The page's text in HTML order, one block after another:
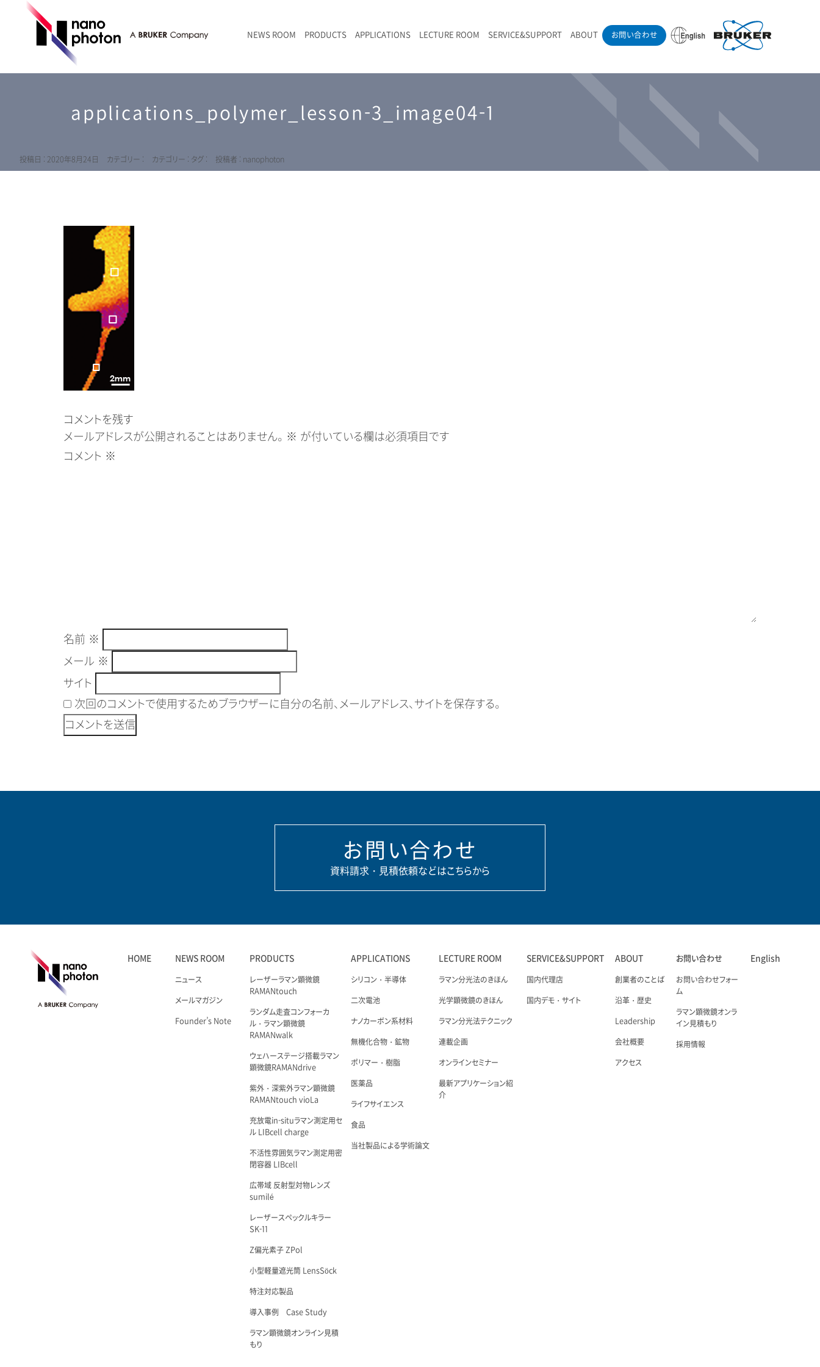
NEWS ROOM PRODUCTS
RAMANdrive | ウェハーステージ搭載ラマン顕微鏡
RAMANtouch vioLa | 紫外・深紫外ラマン顕微鏡
LIBcell charge | 充放電in-situラマン測定用セル
LIBcell | 不活性雰囲気ラマン測定用密閉容器
sumilé | 広帯域 反射型対物レンズ
SK-11 | レーザースペックルキラー
RAMAN顕微鏡オンライン見積もり
APPLICATIONS
無機化合物・鉱物
ポリマー（高分子）・樹脂
ライフサイエンス
食品
LECTURE ROOM
オンラインセミナー
SERVICE&SUPPORT ABOUT
アクセス
お問い合わせ
applications_polymer_lesson-3_image04-1
投稿日 : 2020年8月24日 カテゴリー : カテゴリー : タグ : 投稿者 : nanophoton
コメントを残す
メールアドレスが公開されることはありません。 ※ が付いている欄は必須項目です
コメント ※
名前 ※
メール ※
サイト
次回のコメントで使用するためブラウザーに自分の名前、メールアドレス、サイトを保存する。
お問い合わせ
資料請求・見積依頼などはこちらから
HOME NEWS ROOM
ニュース
メールマガジン
Founder’s Note
PRODUCTS
レーザーラマン顕微鏡
RAMANtouch
ランダム走査コンフォーカ
ル・ラマン顕微鏡
RAMANwalk
ウェハーステージ搭載ラマン
顕微鏡RAMANdrive
紫外・深紫外ラマン顕微鏡
RAMANtouch vioLa
充放電in-situラマン測定用セ
ル LIBcell charge
不活性雰囲気ラマン測定用密
閉容器 LIBcell
広帯域 反射型対物レンズ
sumilé
レーザースペックルキラー
SK-11
Z偏光素子 ZPol
小型軽量遮光筒 LensSöck
特注対応製品
導入事例 Case Study
ラマン顕微鏡オンライン見積
もり
APPLICATIONS
シリコン・半導体
二次電池
ナノカーボン系材料
無機化合物・鉱物
ポリマー・樹脂
医薬品
ライフサイエンス
食品
当社製品による学術論文
LECTURE ROOM
ラマン分光法のきほん
光学顕微鏡のきほん
ラマン分光法テクニック
連載企画
オンラインセミナー
最新アプリケーション紹
介
SERVICE&SUPPORT
国内代理店
国内デモ・サイト
ABOUT
創業者のことば
沿革・歴史
Leadership
会社概要
アクセス
お問い合わせ
お問い合わせフォー
ム
ラマン顕微鏡オンラ
イン見積もり
採用情報
English